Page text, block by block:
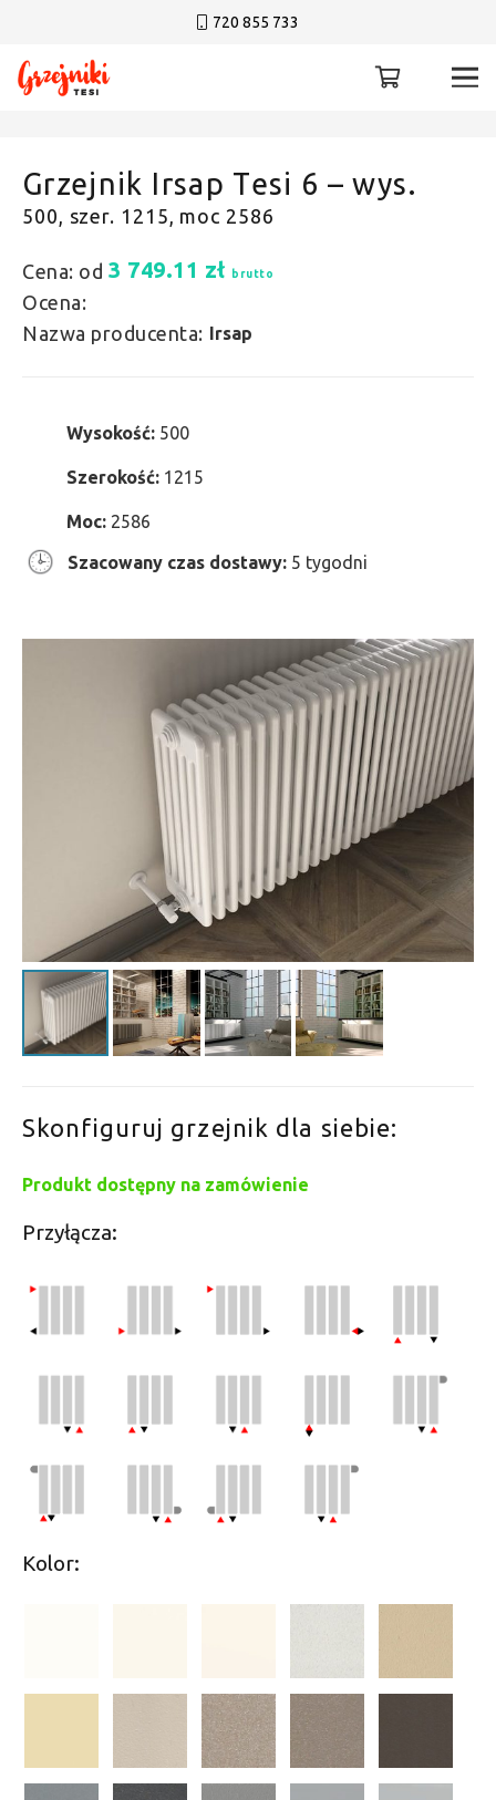
720 855 733
Grzejnik Irsap Tesi 6 – wys.
500, szer. 1215, moc 2586
Cena: od 3 749.11 zł brutto
Ocena:
Nazwa producenta: Irsap
Wysokość: 500
Szerokość: 1215
Moc: 2586
Szacowany czas dostawy: 5 tygodni
Skonfiguruj grzejnik dla siebie:
Produkt dostępny na zamówienie
Przyłącza:
Kolor: